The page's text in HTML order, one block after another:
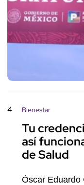
4 Bienestar
Tu
así
de Salud
Óscar Eduardo